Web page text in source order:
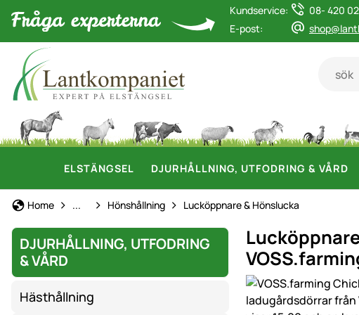
Kundservice:
08- 420
E-post:
ELSTÄNGSEL DJURHÅLLNING, UTFODRING & VÅRD
Home Djurhållning, Utfodring & Vård
... Hönshållning Lucköppnare & Hönslucka
DJURHÅLLNING, UTFODRING
& VÅRD
Hästhållning
Produktgaleri